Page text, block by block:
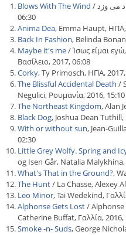
Blows With The Wind / در باد می وزد, Hazhir As'adi, Ιράν, 2017,
06:30
Anima Dea, Emma Haupt, ΗΠΑ,
Back In Fashion, Belinda
Maybe it's me/ Ίσως είμαι
Βασίλειο, 2017, 06:08
Corky, Ty Primosch, ΗΠΑ,
The Blissful Accidental Death /
Negulici, Ρουμανία, 2016, 15:10
The Northeast Kingdom, Alan
Black Dog, Joshua Dean
With or without sun, Jean-
02:30
Little Grey Wolfy. Spring and
og Isen Går, Natalia
What's That in the Ground?,
The Hunt/ La Chasse, Alexey
Leo Minor, Tai Wedekind,
Alphonse Gets Lost/ Alphonse
Catherine Buffat, Γαλλία, 2016,
Smoke -n- Suds, George